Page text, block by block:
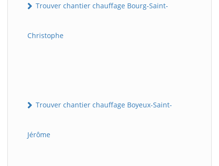
Trouver chantier chauffage Bourg-Saint-
Christophe
Trouver chantier chauffage Boyeux-Saint-
Jérôme